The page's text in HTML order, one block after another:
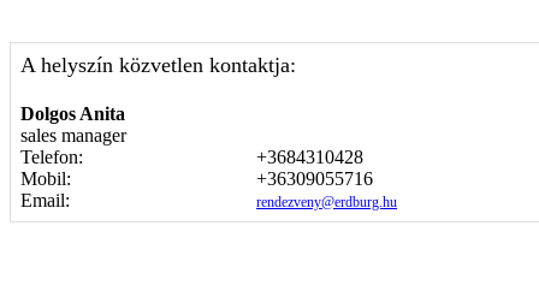
A helyszín közvetlen kontaktja:
Dolgos Anita
sales manager
Telefon:
+3684310428
Mobil:
+36309055716
Email:
rendezveny@erdburg.hu